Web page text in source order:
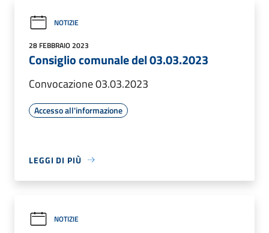
NOTIZIE
28 FEBBRAIO 2023
Consiglio comunale del 03.03.2023
Convocazione 03.03.2023
Accesso all'informazione
LEGGI DI PIÙ
NOTIZIE